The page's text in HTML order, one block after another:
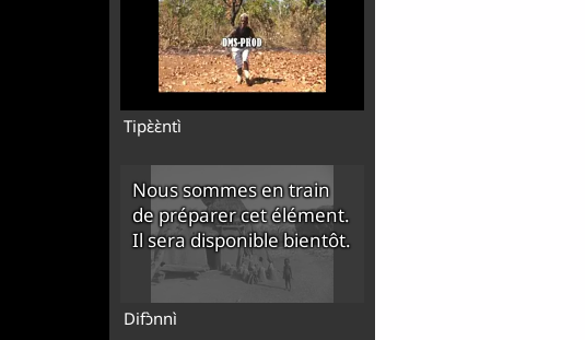
Tipɛ̀ɛ̀ntì
Nous sommes en train
de préparer cet élément.
Il sera disponible bientôt.
Difɔ̀nnì